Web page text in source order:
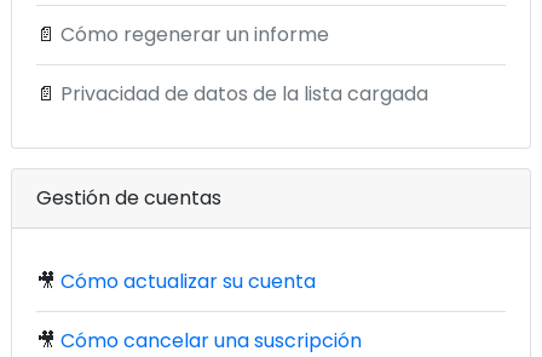
📄 Cómo regenerar un informe
📄 Privacidad de datos de la lista cargada
Gestión de cuentas
🎥 Cómo actualizar su cuenta
🎥 Cómo cancelar una suscripción